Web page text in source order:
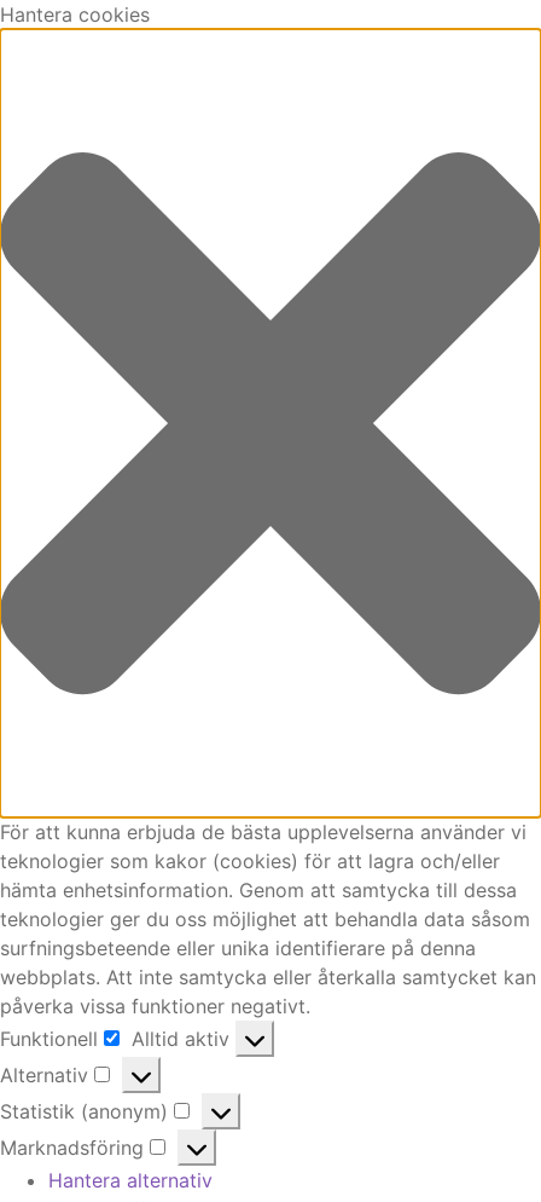
Hantera cookies
För att kunna erbjuda de bästa upplevelserna använder vi
teknologier som kakor (cookies) för att lagra och/eller
hämta enhetsinformation. Genom att samtycka till dessa
teknologier ger du oss möjlighet att behandla data såsom
surfningsbeteende eller unika identifierare på denna
webbplats. Att inte samtycka eller återkalla samtycket kan
påverka vissa funktioner negativt.
Funktionell
Funktionell
Alltid aktiv
Alternativ
Alternativ
Statistik (anonym)
Statistik
(anonym)
Marknadsföring
Marknadsföring
Hantera alternativ